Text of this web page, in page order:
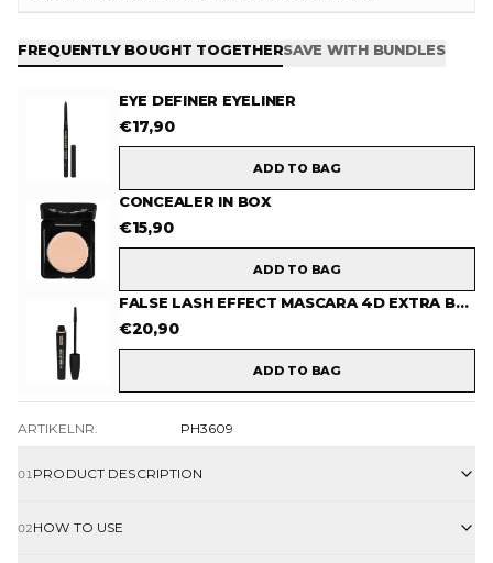
FREQUENTLY BOUGHT TOGETHERSAVE WITH BUNDLES
EYE DEFINER EYELINER
€17,90
ADD TO BAG
CONCEALER IN BOX
€15,90
ADD TO BAG
FALSE LASH EFFECT MASCARA 4D EXTRA BLACK
€20,90
ADD TO BAG
ARTIKELNR. PH3609
01 PRODUCT DESCRIPTION
02HOW TO USE